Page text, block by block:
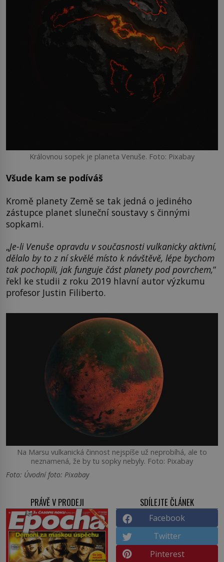
Královnou sopek je planeta Venuše. Foto: Pixabay
Všude kam se podíváš
Kromě planety Země se tak jedná o jediného
zástupce planet sluneční soustavy s činnými
sopkami.
„Je-li Venuše opravdu v současnosti vulkanicky aktivní,
dělalo by to z ní skvělé místo k návštěvě, lépe bychom
tak pochopili, jak funguje část planety pod povrchem,“
řekl ke studii z roku 2019 hlavní autor výzkumu
profesor Justin Filiberto.
Na Marsu vulkanická činnost nejspíše už neprobíhá, ale to
neznamená, že by tu sopky nebyly. Foto: Pixabay
Foto: Úvodní foto: Pixabay
PRÁVĚ V PRODEJI SDÍLEJTE ČLÁNEK
Facebook
Twitter
Pinterest